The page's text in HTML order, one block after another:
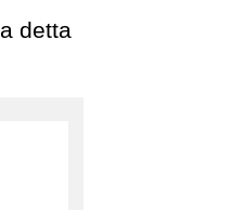
detta